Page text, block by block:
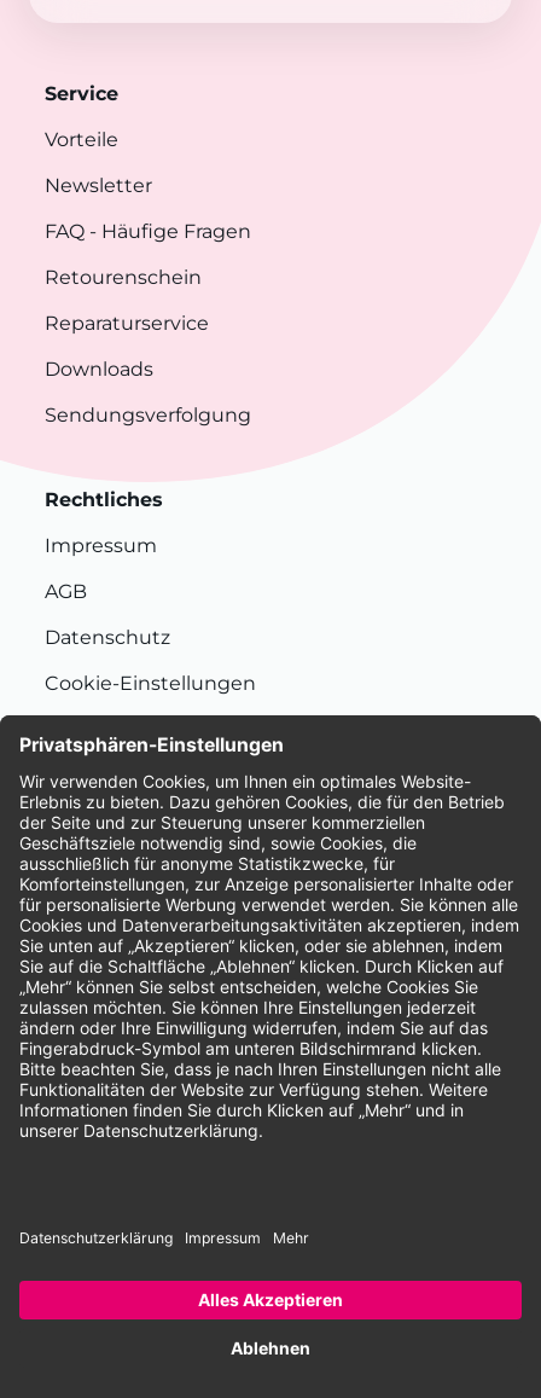
Service
Vorteile
Newsletter
FAQ - Häufige Fragen
Retourenschein
Reparaturservice
Downloads
Sendungsverfolgung
Rechtliches
Impressum
AGB
Datenschutz
Cookie-Einstellungen
Bewertungen
Unsere Zahlungsarten:
Rechnung SEPA-Lastschrift Vorkasse